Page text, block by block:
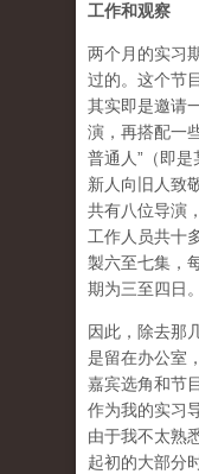
工作和观察
两个月的实习
过的。这个节
其实即是邀请
演，再搭配一
普通人”（即
新人向旧人致
共有八位导演
工作人员共十
製六至七集，
期为三至四日。
因此，除去那
是留在办公室
嘉宾选角和节
作为我的实习
由于我不太熟
起初的大部分